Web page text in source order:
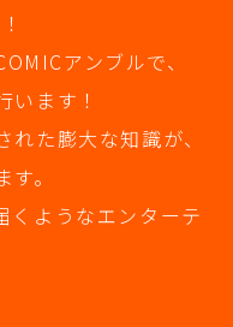
アンブルで、
います！
た膨大な知識が、
。
くようなエンターテ